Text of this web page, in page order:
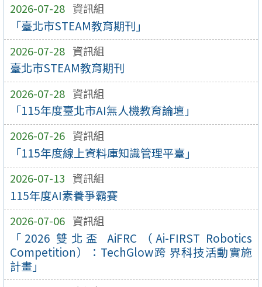
2026-07-28 資訊組
「臺北市STEAM教育期刊」
2026-07-28 資訊組
臺北市STEAM教育期刊
2026-07-28 資訊組
「115年度臺北市AI無人機教育論壇」
2026-07-26 資訊組
「115年度線上資料庫知識管理平臺」
2026-07-13 資訊組
115年度AI素養爭霸賽
2026-07-06 資訊組
「2026 雙北盃 AiFRC（Ai-FIRST Robotics
Competition）：TechGlow跨 界科技活動實施
計畫」